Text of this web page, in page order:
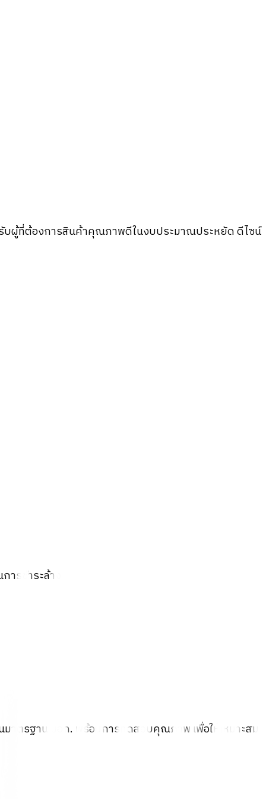
บผู้ที่ต้องการสินค้าคุณภาพดีในงบประมาณประหยัด ดีไซน์
รชำระล้าง
ตรฐาน มอก. พร้อมการทดสอบคุณภาพ เพื่อให้เหมาะสม